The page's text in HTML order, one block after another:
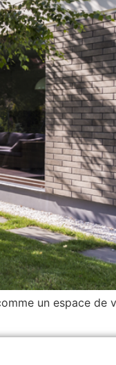
un espace de